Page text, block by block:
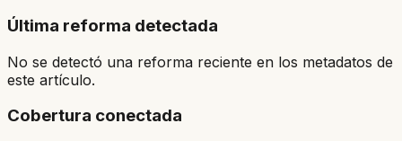
Última reforma detectada
No se detectó una reforma reciente en los metadatos de
este artículo.
Cobertura conectada